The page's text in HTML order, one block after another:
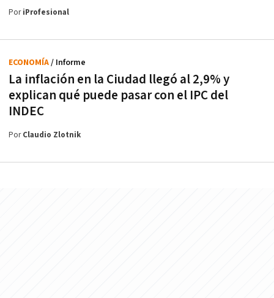
PoriProfesional
La inflación en la Ciudad llegó al 2,9% y
explican qué puede pasar con el IPC del
INDEC
ECONOMÍA/ Informe
PorClaudio Zlotnik